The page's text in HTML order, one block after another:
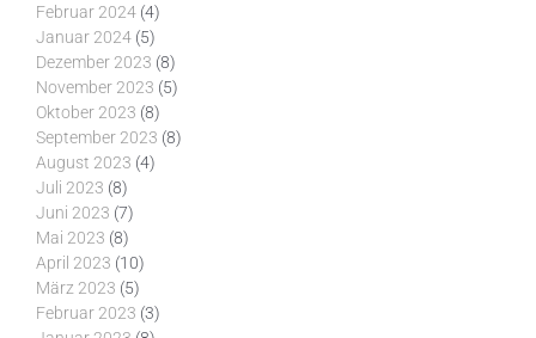
Februar 2024 (4)
Januar 2024 (5)
Dezember 2023 (8)
November 2023 (5)
Oktober 2023 (8)
September 2023 (8)
August 2023 (4)
Juli 2023 (8)
Juni 2023 (7)
Mai 2023 (8)
April 2023 (10)
März 2023 (5)
Februar 2023 (3)